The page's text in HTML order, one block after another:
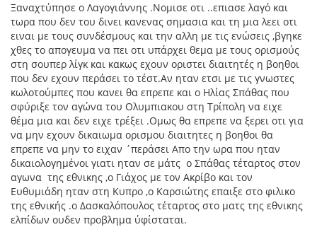
Ξαναχτύπησε ο Λαγογιάννης .Νομισε οτι ..επιασε λαγό και
τωρα που δεν του δινει κανενας σημασια και τη μια λεει οτι
ειναι με τους συνδέσμους και την αλλη με τις ενώσεις ,βγηκε
χθες το απογευμα να πει οτι υπάρχει θεμα με τους ορισμούς
στη σουπερ λίγκ και κακως εχουν οριστει διαιτητές η βοηθοι
που δεν εχουν περάσει το τέστ.Αν ηταν ετσι με τις γνωστες
κωλοτούμπες που κανει θα επρεπε και ο Ηλίας Σπάθας που
σφύριξε τον αγώνα του Ολυμπιακου στη Τρίπολη να ειχε
θέμα μια και δεν ειχε τρέξει .Ομως θα επρεπε να ξερει οτι για
να μην εχουν δικαιωμα ορισμου διαιτητες η βοηθοι θα
επρεπε να μην το ειχαν ΄περάσει Απο την ωρα που ηταν
δικαιολογημένοι γιατι ηταν σε μάτς ο Σπάθας τέταρτος στον
αγωνα της εθνικης ,ο Γιάχος με τον Ακρίβο και τον
Ευθυμιάδη ηταν στη Κυπρο ,ο Καρσιώτης επαιξε στο φιλικο
της εθνικής .ο Δασκαλόπουλος τέταρτος στο ματς της εθνικης
ελπίδων ουδεν προβλημα ύφίσταται.